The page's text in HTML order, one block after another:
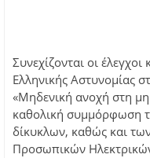
Συνεχίζονται οι
Ελληνικής Αστυνομίας
«Μηδενική ανοχή στη
καθολική συμμόρφωση
δίκυκλων, καθώς και
Προσωπικών